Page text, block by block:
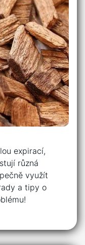
expirací,
různá
využít
a tipy o